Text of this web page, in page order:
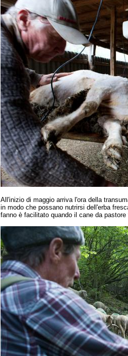
All'inizio di maggio arriva l'ora della
in modo che possano nutrirsi dell'erba
fanno è facilitato quando il cane da